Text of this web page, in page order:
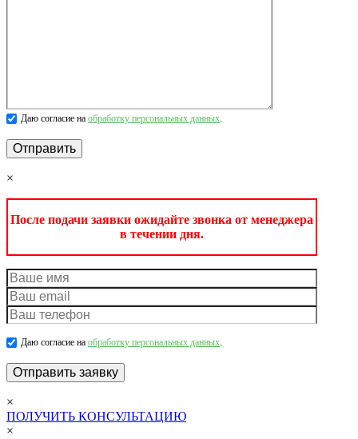
Даю согласие на обработку персональных данных.
×
После подачи заявки ожидайте звонка от менеджера
в течении дня.
Даю согласие на обработку персональных данных.
×
ПОЛУЧИТЬ КОНСУЛЬТАЦИЮ
×